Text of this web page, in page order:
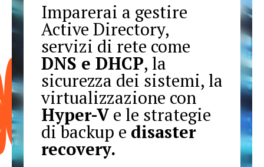
Imparerai a gestire
Active Directory,
servizi di rete come
DNS e DHCP, la
sicurezza dei sistemi, la
virtualizzazione con
Hyper-V e le strategie
di backup e disaster
recovery.